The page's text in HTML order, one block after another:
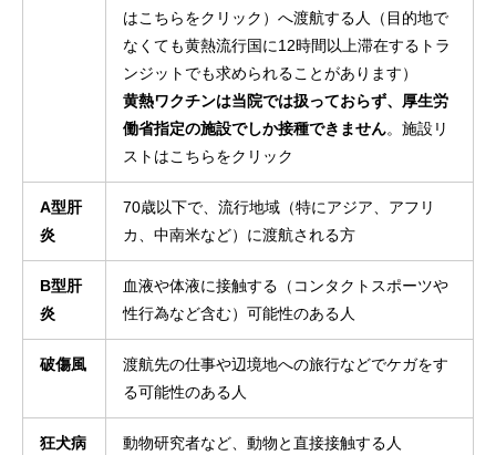
はこちらをクリック） へ渡航する人（目的地で
なくても黄熱流行国に12時間以上滞在するトラ
ンジットでも求められることがあります）
黄熱ワクチンは当院では扱っておらず、厚生労
働省指定の施設でしか接種できません。 施設リ
ストはこちらをクリック
A型肝
炎
70歳以下で、流行地域（特にアジア、アフリ
カ、中南米など）に渡航される方
B型肝
炎
血液や体液に接触する（コンタクトスポーツや
性行為など含む）可能性のある人
破傷風
渡航先の仕事や辺境地への旅行などでケガをす
る可能性のある人
狂犬病 動物研究者など、動物と直接接触する人